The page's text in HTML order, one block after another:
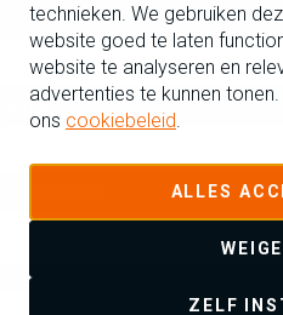
technieken. We gebruiken
website goed te laten
website te analyseren en
advertenties te kunnen
ons cookiebeleid.
ALLES
ZELF
Voornaam
Achternaam
Ja ik schrijf me in voor de